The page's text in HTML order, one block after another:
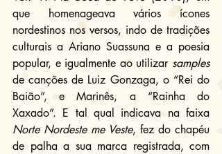
que homenageava vários ícones
nordestinos nos versos, indo de tradições
culturais a Ariano Suassuna e a poesia
popular, e igualmente ao utilizar samples
de canções de Luiz Gonzaga, o “Rei do
Baião”, e Marinês, a “Rainha do
Norte Nordeste me Veste, fez do chapéu
de palha a sua marca registrada, com